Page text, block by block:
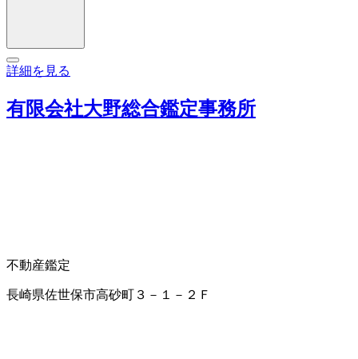
詳細を見る
有限会社大野総合鑑定事務所
不動産鑑定
長崎県佐世保市高砂町３－１－２Ｆ